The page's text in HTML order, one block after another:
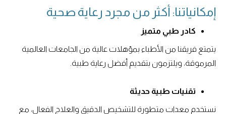
إمكانياتنا: أكثر من مجرد رعاية صحية
كادر طبي متميز
يتمتع فريقنا من الأطباء بمؤهلات عالية من الجامعات العالمية
المرموقة، ويلتزمون بتقديم أفضل رعاية طبية.
تقنيات طبية حديثة
نستخدم معدات متطورة للتشخيص الدقيق والعلاج الفعال، مع